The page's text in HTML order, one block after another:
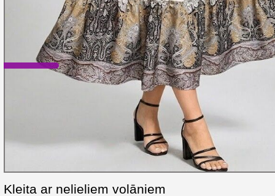
Kleita ar nelieliem volāniem